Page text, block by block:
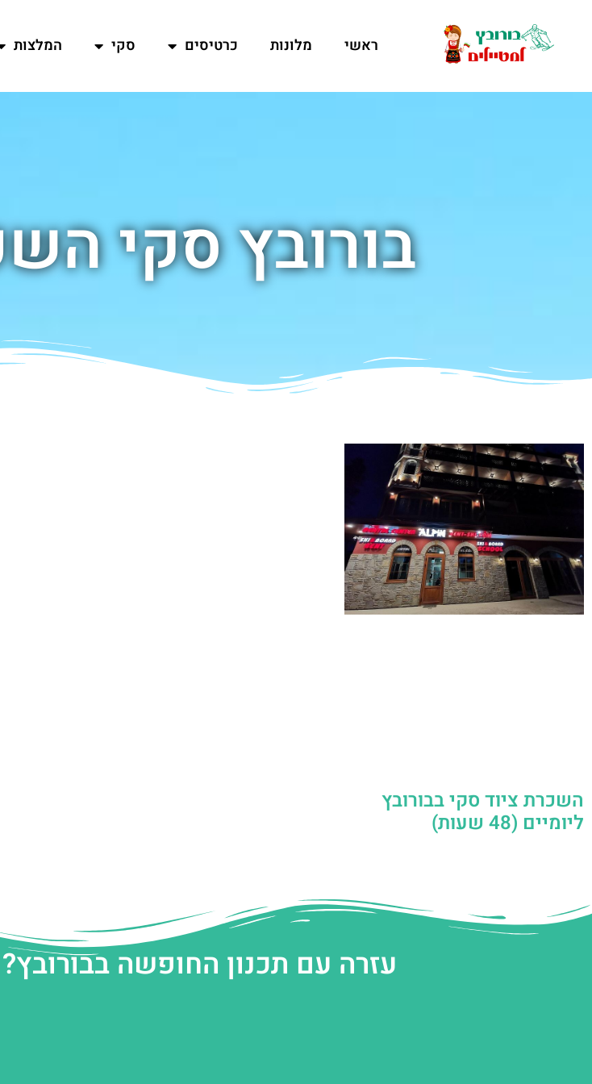
ראשי מלונות כרטיסים סקי המלצות
בורובץ סקי
השכרת ציוד סקי בבורובץ
ליומיים (48 שעות)
עזרה עם תכנון החופשה בבורובץ?